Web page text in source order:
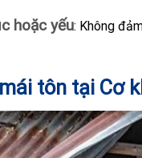
hoặc yếu: Không
tôn tại Cơ